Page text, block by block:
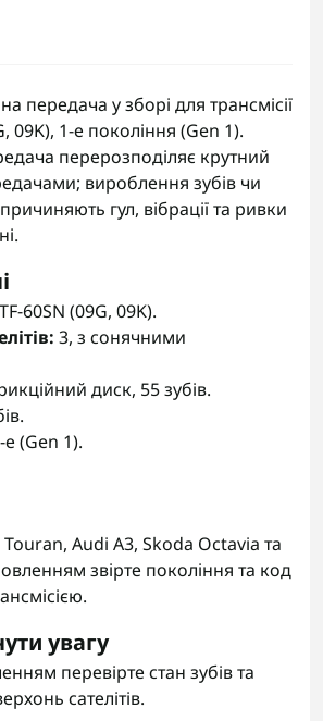
передача у зборі для трансмісії
09K), 1-е покоління (Gen 1).
перерозподіляє крутний
вироблення зубів чи
гул, вібрації та ривки
60SN (09G, 09K).
3, з сонячними
диск, 55 зубів.
е (Gen 1).
Audi A3, Skoda Octavia та
звірте покоління та код
увагу
перевірте стан зубів та
сателітів.